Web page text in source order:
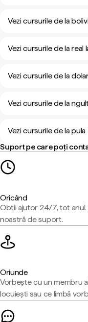
Vezi cursurile de la
Vezi cursurile de la real
Vezi cursurile de la
Vezi cursurile de la
Vezi cursurile de la
Suport pe care poți
Oricând
Obții ajutor 24/7, tot
noastră de suport.
Oriunde
Vorbește cu un membru
locuiești sau ce limbă